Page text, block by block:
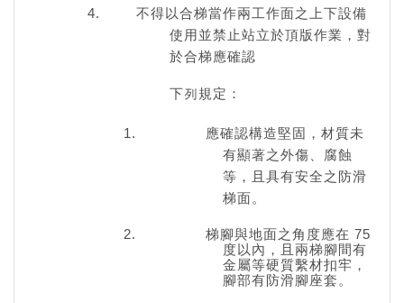
不得以合梯當作兩工作面之上下設備
使用並禁止站立於頂版作業，對
於合梯應確認
下列規定：
應確認構造堅固，材質未
有顯著之外傷、腐蝕
等，且具有安全之防滑
梯面。
梯腳與地面之角度應在 75
度以內，且兩梯腳間有
金屬等硬質繫材扣牢，
腳部有防滑腳座套。